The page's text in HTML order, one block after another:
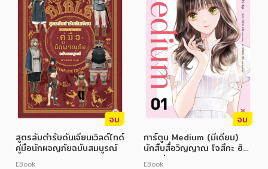
จบ
สูตรลับตำรับดันเจียนเวิลด์ไกด์
คู่มือนักผจญภัยฉบับสมบูรณ์
EBook
จบ
การ์ตูน Medium (มีเดียม)
นักสืบสื่อวิญญาณ โจสึกะ ฮิ
ซุย เล่ม 1
EBook